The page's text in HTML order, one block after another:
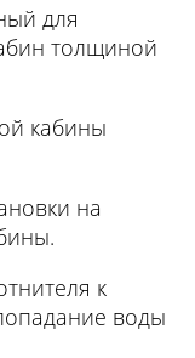
для
толщиной
кабины
на
к
воды